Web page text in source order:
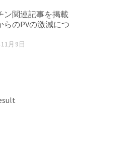
ン関連記事を掲載
らのPVの激減につ
月9日